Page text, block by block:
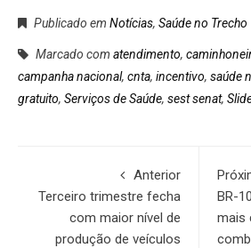
Publicado em Notícias, Saúde no Trecho
Marcado com atendimento,
campanha nacional, cnta, incentivo, saúde
gratuito, Serviços de Saúde, sest senat,
Anterior
Terceiro trimestre fecha
com maior nível de
produção de veículos
BR-
mais